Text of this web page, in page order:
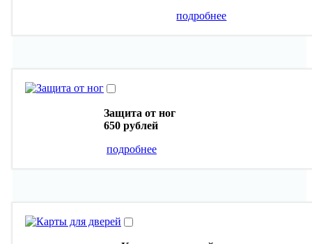
подробнее
Защита от ног
650 рублей
подробнее